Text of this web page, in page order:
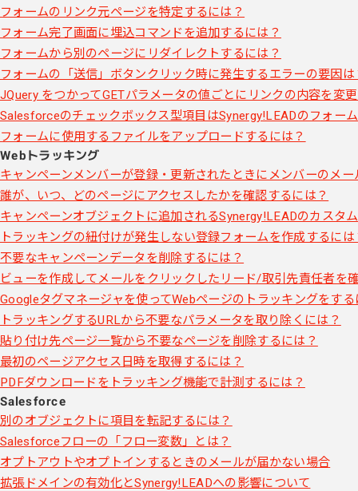
フォームのリンク元ページを特定するには？
フォーム完了画面に埋込コマンドを追加するには？
フォームから別のページにリダイレクトするには？
フォームの「送信」ボタンクリック時に発生するエラーの要因は
JQuery をつかってGETパラメータの値ごとにリンクの内容を変
Salesforceのチェックボックス型項目はSynergy!LEADのフォー
フォームに使用するファイルをアップロードするには？
Webトラッキング
キャンペーンメンバーが登録・更新されたときにメンバーのメ
誰が、いつ、どのページにアクセスしたかを確認するには？
キャンペーンオブジェクトに追加されるSynergy!LEADのカスタ
トラッキングの紐付けが発生しない登録フォームを作成するには
不要なキャンペーンデータを削除するには？
ビューを作成してメールをクリックしたリード/取引先責任者を
Googleタグマネージャを使ってWebページのトラッキングをす
トラッキングするURLから不要なパラメータを取り除くには？
貼り付け先ページ一覧から不要なページを削除するには？
最初のページアクセス日時を取得するには？
PDFダウンロードをトラッキング機能で計測するには？
Salesforce
別のオブジェクトに項目を転記するには？
Salesforceフローの「フロー変数」とは？
オプトアウトやオプトインするときのメールが届かない場合
拡張ドメインの有効化とSynergy!LEADへの影響について